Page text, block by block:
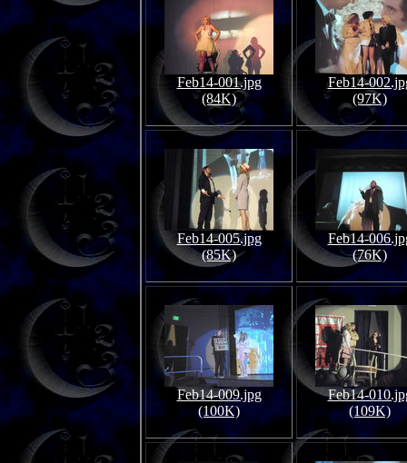
Feb14-001.jpg
(84K)
Feb14-
(97K)
Feb14-005.jpg
(85K)
Feb14-
(76K)
Feb14-009.jpg
(100K)
Feb14-
(109K)